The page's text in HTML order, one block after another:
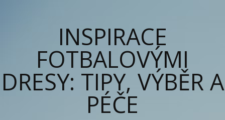
INSPIRACE
FOTBALOVÝMI
DRESY: TIPY, VÝBĚR A
PÉČE